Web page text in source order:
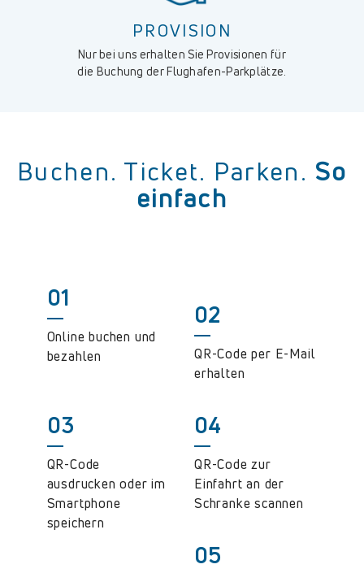
PROVISION
Nur bei uns erhalten Sie Provisionen für
die Buchung der Flughafen-Parkplätze.
Buchen. Ticket. Parken. So
einfach
01
Online buchen und
bezahlen
02
QR-Code per E-Mail
erhalten
03
QR-Code
ausdrucken oder im
Smartphone
speichern
04
QR-Code zur
Einfahrt an der
Schranke scannen
05